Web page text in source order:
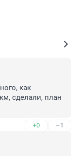
как
сделали, план
+0 –1